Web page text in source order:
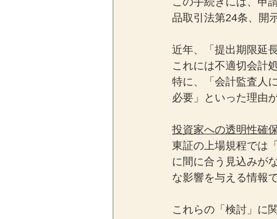
品取引法第24条、開
近年、「提出期限延
これには不適切会計
特に、「会計監査人
必要」といった理由
投資家への透明性確
東証の上場規程では
に間に合う見込みが
な影響を与える情報
これらの「検討」に